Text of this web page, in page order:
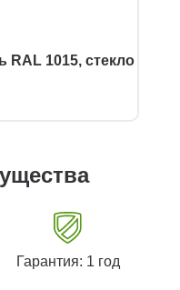
RAL 1015, стекло
Гарантия: 1 год